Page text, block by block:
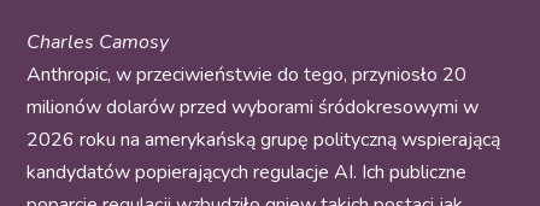
Charles Camosy
Anthropic, w przeciwieństwie do tego, przyniosło 20
milionów dolarów przed wyborami śródokresowymi w
2026 roku na amerykańską grupę polityczną wspierającą
kandydatów popierających regulacje AI. Ich publiczne